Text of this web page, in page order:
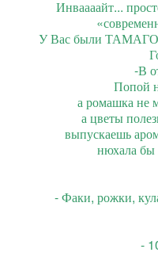
Инваааайт...
У Вас были
-В
Попой
а ромашка не
а цветы
выпускаешь
нюхала бы
- Факи, рожки,
-